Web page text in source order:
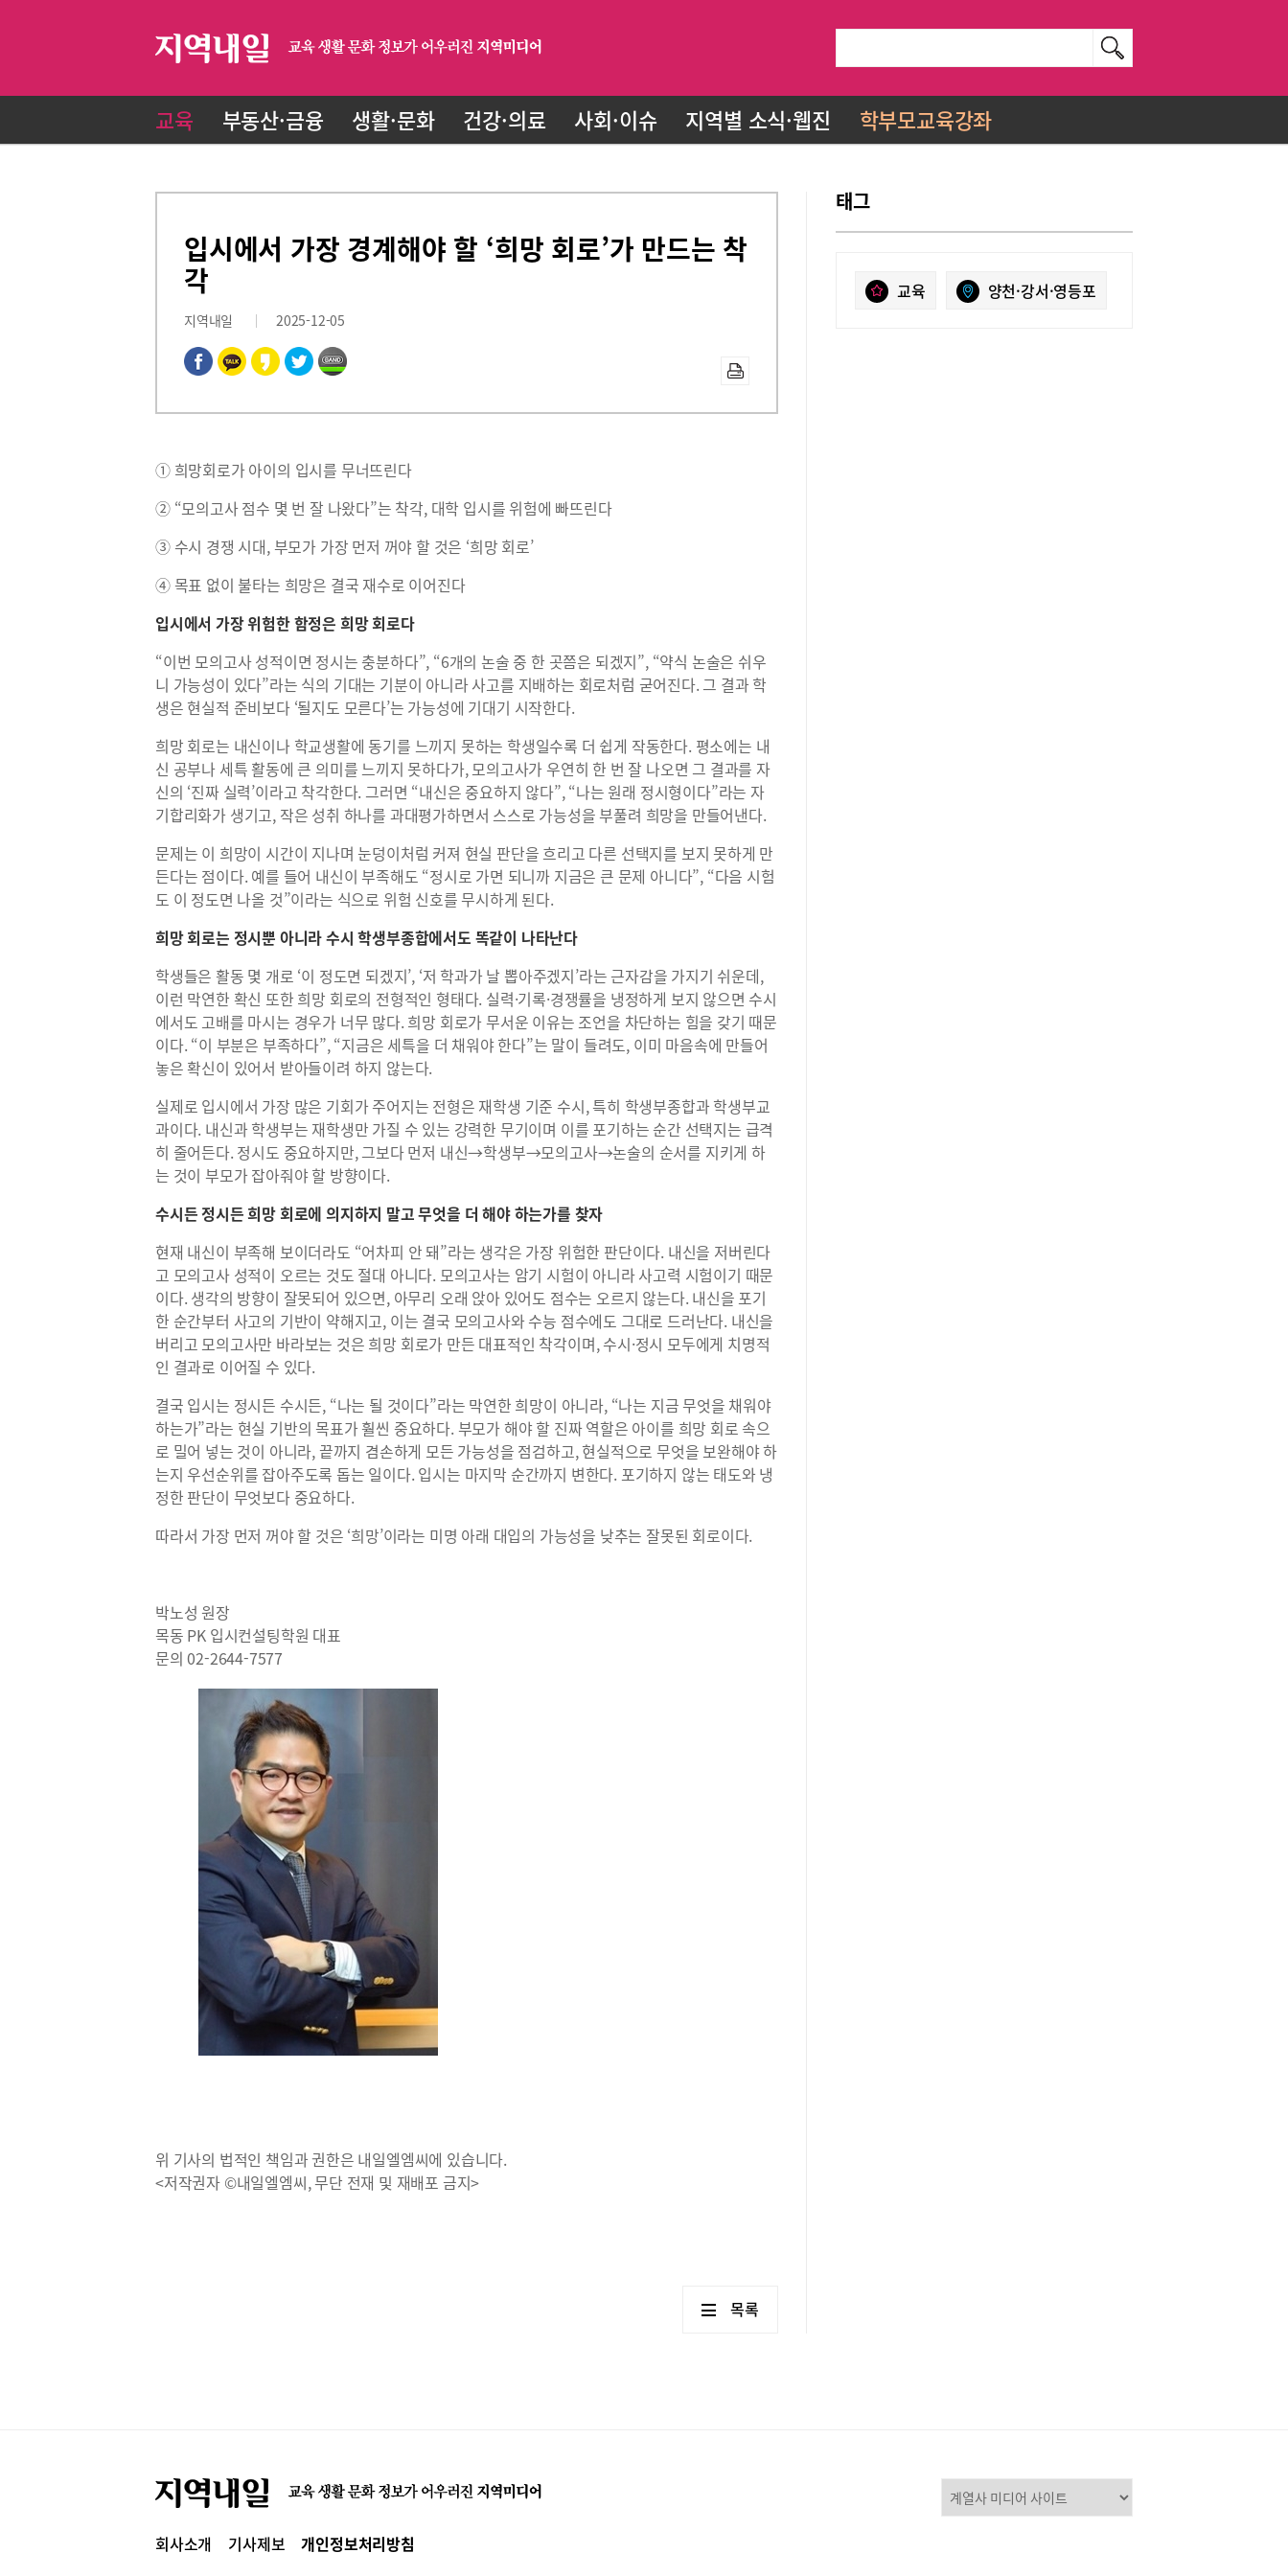
교육 부동산·금융 생활·문화 건강·의료 사회·이슈 지역별 소식·웹진 학부모교육강좌
입시에서 가장 경계해야 할 ‘희망 회로’가 만드는 착
각
지역내일 2025-12-05
① 희망회로가 아이의 입시를 무너뜨린다
② “모의고사 점수 몇 번 잘 나왔다”는 착각, 대학 입시를 위험에 빠뜨린다
③ 수시 경쟁 시대, 부모가 가장 먼저 꺼야 할 것은 ‘희망 회로’
④ 목표 없이 불타는 희망은 결국 재수로 이어진다
입시에서 가장 위험한 함정은 희망 회로다
“이번 모의고사 성적이면 정시는 충분하다”, “6개의 논술 중 한 곳쯤은 되겠지”, “약식 논술은 쉬우
니 가능성이 있다”라는 식의 기대는 기분이 아니라 사고를 지배하는 회로처럼 굳어진다. 그 결과 학
생은 현실적 준비보다 ‘될지도 모른다’는 가능성에 기대기 시작한다.
희망 회로는 내신이나 학교생활에 동기를 느끼지 못하는 학생일수록 더 쉽게 작동한다. 평소에는 내
신 공부나 세특 활동에 큰 의미를 느끼지 못하다가, 모의고사가 우연히 한 번 잘 나오면 그 결과를 자
신의 ‘진짜 실력’이라고 착각한다. 그러면 “내신은 중요하지 않다”, “나는 원래 정시형이다”라는 자
기합리화가 생기고, 작은 성취 하나를 과대평가하면서 스스로 가능성을 부풀려 희망을 만들어낸다.
문제는 이 희망이 시간이 지나며 눈덩이처럼 커져 현실 판단을 흐리고 다른 선택지를 보지 못하게 만
든다는 점이다. 예를 들어 내신이 부족해도 “정시로 가면 되니까 지금은 큰 문제 아니다”, “다음 시험
도 이 정도면 나올 것”이라는 식으로 위험 신호를 무시하게 된다.
희망 회로는 정시뿐 아니라 수시 학생부종합에서도 똑같이 나타난다
학생들은 활동 몇 개로 ‘이 정도면 되겠지’, ‘저 학과가 날 뽑아주겠지’라는 근자감을 가지기 쉬운데,
이런 막연한 확신 또한 희망 회로의 전형적인 형태다. 실력·기록·경쟁률을 냉정하게 보지 않으면 수시
에서도 고배를 마시는 경우가 너무 많다. 희망 회로가 무서운 이유는 조언을 차단하는 힘을 갖기 때문
이다. “이 부분은 부족하다”, “지금은 세특을 더 채워야 한다”는 말이 들려도, 이미 마음속에 만들어
놓은 확신이 있어서 받아들이려 하지 않는다.
실제로 입시에서 가장 많은 기회가 주어지는 전형은 재학생 기준 수시, 특히 학생부종합과 학생부교
과이다. 내신과 학생부는 재학생만 가질 수 있는 강력한 무기이며 이를 포기하는 순간 선택지는 급격
히 줄어든다. 정시도 중요하지만, 그보다 먼저 내신→학생부→모의고사→논술의 순서를 지키게 하
는 것이 부모가 잡아줘야 할 방향이다.
수시든 정시든 희망 회로에 의지하지 말고 무엇을 더 해야 하는가를 찾자
현재 내신이 부족해 보이더라도 “어차피 안 돼”라는 생각은 가장 위험한 판단이다. 내신을 저버린다
고 모의고사 성적이 오르는 것도 절대 아니다. 모의고사는 암기 시험이 아니라 사고력 시험이기 때문
이다. 생각의 방향이 잘못되어 있으면, 아무리 오래 앉아 있어도 점수는 오르지 않는다. 내신을 포기
한 순간부터 사고의 기반이 약해지고, 이는 결국 모의고사와 수능 점수에도 그대로 드러난다. 내신을
버리고 모의고사만 바라보는 것은 희망 회로가 만든 대표적인 착각이며, 수시·정시 모두에게 치명적
인 결과로 이어질 수 있다.
결국 입시는 정시든 수시든, “나는 될 것이다”라는 막연한 희망이 아니라, “나는 지금 무엇을 채워야
하는가”라는 현실 기반의 목표가 훨씬 중요하다. 부모가 해야 할 진짜 역할은 아이를 희망 회로 속으
로 밀어 넣는 것이 아니라, 끝까지 겸손하게 모든 가능성을 점검하고, 현실적으로 무엇을 보완해야 하
는지 우선순위를 잡아주도록 돕는 일이다. 입시는 마지막 순간까지 변한다. 포기하지 않는 태도와 냉
정한 판단이 무엇보다 중요하다.
따라서 가장 먼저 꺼야 할 것은 ‘희망’이라는 미명 아래 대입의 가능성을 낮추는 잘못된 회로이다.
박노성 원장
목동 PK 입시컨설팅학원 대표
문의 02-2644-7577
위 기사의 법적인 책임과 권한은 내일엘엠씨에 있습니다.
<저작권자 ©내일엘엠씨, 무단 전재 및 재배포 금지>
목록
태그
교육 양천·강서·영등포
회사소개 기사제보 개인정보처리방침